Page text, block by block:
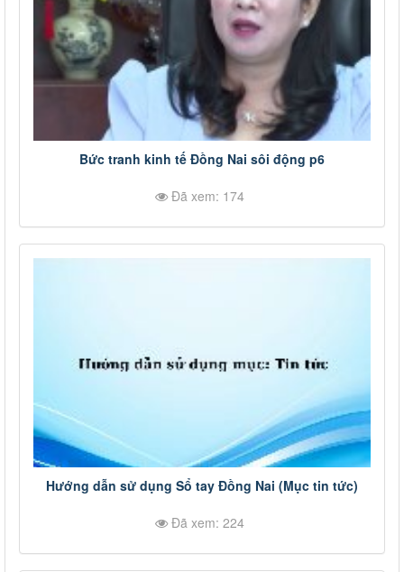
Bức tranh kinh tế Đồng Nai sôi động p6
Đã xem: 174
Hướng dẫn sử dụng Sổ tay Đồng Nai (Mục tin tức)
Đã xem: 224